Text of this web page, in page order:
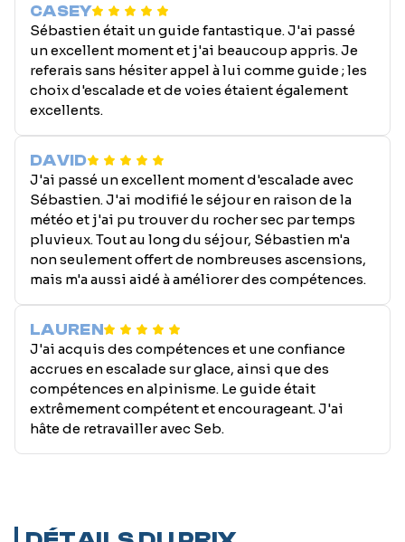
CASEY
Sébastien était un guide fantastique. J'ai passé
un excellent moment et j'ai beaucoup appris. Je
referais sans hésiter appel à lui comme guide ; les
choix d'escalade et de voies étaient également
excellents.
DAVID
J'ai passé un excellent moment d'escalade avec
Sébastien. J'ai modifié le séjour en raison de la
météo et j'ai pu trouver du rocher sec par temps
pluvieux. Tout au long du séjour, Sébastien m'a
non seulement offert de nombreuses ascensions,
mais m'a aussi aidé à améliorer des compétences.
LAUREN
J'ai acquis des compétences et une confiance
accrues en escalade sur glace, ainsi que des
compétences en alpinisme. Le guide était
extrêmement compétent et encourageant. J'ai
hâte de retravailler avec Seb.